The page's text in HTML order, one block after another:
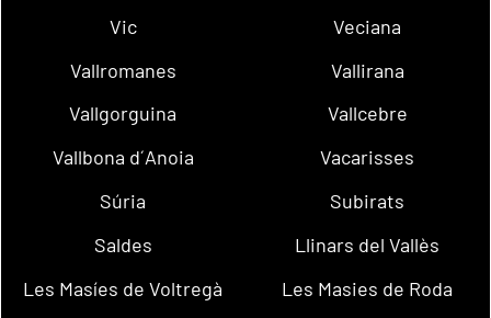
Vic
Veciana
Vallromanes
Vallirana
Vallgorguina
Vallcebre
Vallbona d´Anoia
Vacarisses
Súria
Subirats
Saldes
Llinars del Vallès
Les Masíes de Voltregà
Les Masies de Roda